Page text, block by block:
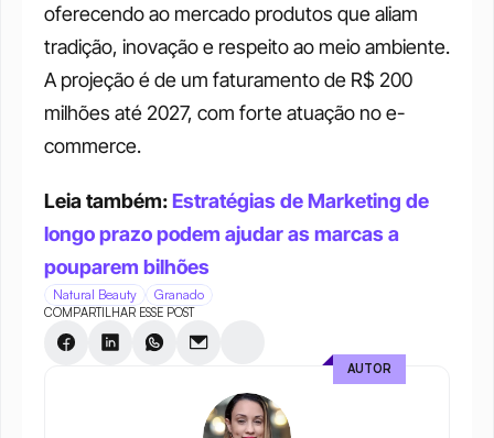
oferecendo ao mercado produtos que aliam
tradição, inovação e respeito ao meio ambiente.
A projeção é de um faturamento de R$ 200
milhões até 2027, com forte atuação no e-
commerce.
Leia também: Estratégias de Marketing de
longo prazo podem ajudar as marcas a
pouparem bilhões
Natural Beauty Granado
COMPARTILHAR ESSE POST
AUTOR